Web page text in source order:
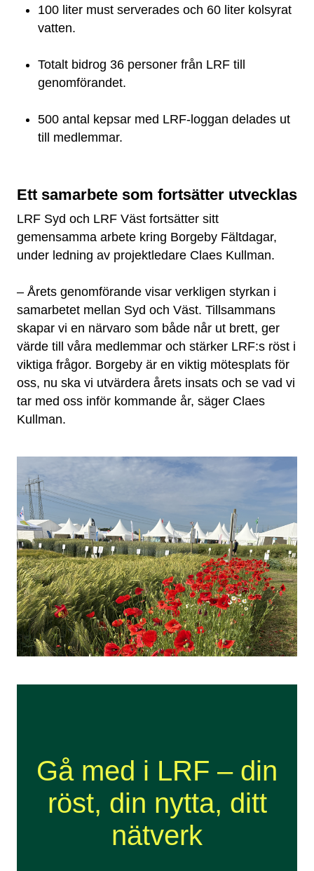
100 liter must serverades och 60 liter kolsyrat
vatten.
Totalt bidrog 36 personer från LRF till
genomförandet.
500 antal kepsar med LRF-loggan delades ut
till medlemmar.
Ett samarbete som fortsätter utvecklas
LRF Syd och LRF Väst fortsätter sitt
gemensamma arbete kring Borgeby Fältdagar,
under ledning av projektledare Claes Kullman.
– Årets genomförande visar verkligen styrkan i
samarbetet mellan Syd och Väst. Tillsammans
skapar vi en närvaro som både når ut brett, ger
värde till våra medlemmar och stärker LRF:s röst i
viktiga frågor. Borgeby är en viktig mötesplats för
oss, nu ska vi utvärdera årets insats och se vad vi
tar med oss inför kommande år, säger Claes
Kullman.
Gå med i LRF – din
röst, din nytta, ditt
nätverk